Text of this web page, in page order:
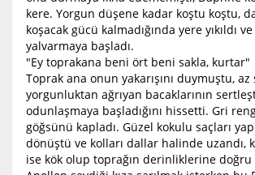
kere. Yorgun düşene kadar koştu koştu,
koşacak gücü kalmadığında yere yıkıldı
yalvarmaya başladı.
"Ey toprakana beni ört beni sakla, kurtar"
Toprak ana onun yakarışını duymuştu,
yorgunluktan ağrıyan bacaklarının
odunlaşmaya başladığını hissetti. Gri
göğsünü kapladı. Güzel kokulu saçları
dönüştü ve kolları dallar halinde uzandı,
ise kök olup toprağın derinliklerine